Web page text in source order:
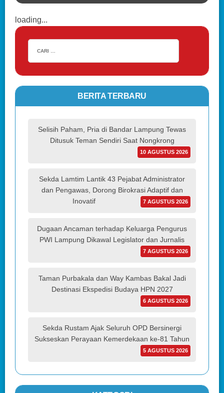
loading...
BERITA TERBARU
Selisih Paham, Pria di Bandar Lampung Tewas
Ditusuk Teman Sendiri Saat Nongkrong
10 AGUSTUS 2026
Sekda Lamtim Lantik 43 Pejabat Administrator
dan Pengawas, Dorong Birokrasi Adaptif dan
Inovatif
7 AGUSTUS 2026
Dugaan Ancaman terhadap Keluarga Pengurus
PWI Lampung Dikawal Legislator dan Jurnalis
7 AGUSTUS 2026
Taman Purbakala dan Way Kambas Bakal Jadi
Destinasi Ekspedisi Budaya HPN 2027
6 AGUSTUS 2026
Sekda Rustam Ajak Seluruh OPD Bersinergi
Sukseskan Perayaan Kemerdekaan ke-81 Tahun
5 AGUSTUS 2026